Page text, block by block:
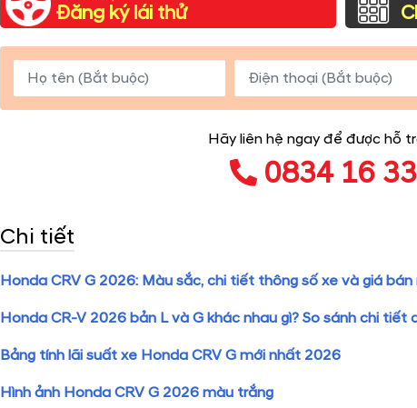
Đăng ký lái thử
Hãy liên hệ ngay để được hỗ
0834 16
Chi tiết
Honda CRV G 2026: Màu sắc, chi tiết thông số xe và giá
Honda CR-V 2026 bản L và G khác nhau gì? So sánh chi tiết
Bảng tính lãi suất xe Honda CRV G mới nhất 2026
Hình ảnh Honda CRV G 2026 màu trắng